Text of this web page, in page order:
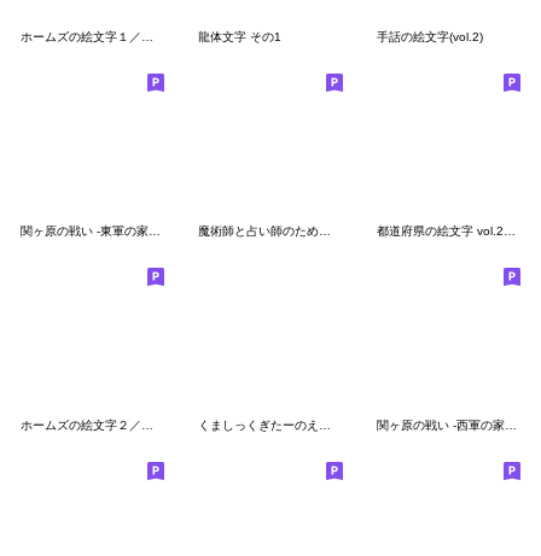
龍体文字 その1 手話の絵文字(vol.2)
ホームズの絵文字２／作品世界の小物 くましっくぎたーのえもじ 関ヶ原の戦い -西軍の家紋絵文字-